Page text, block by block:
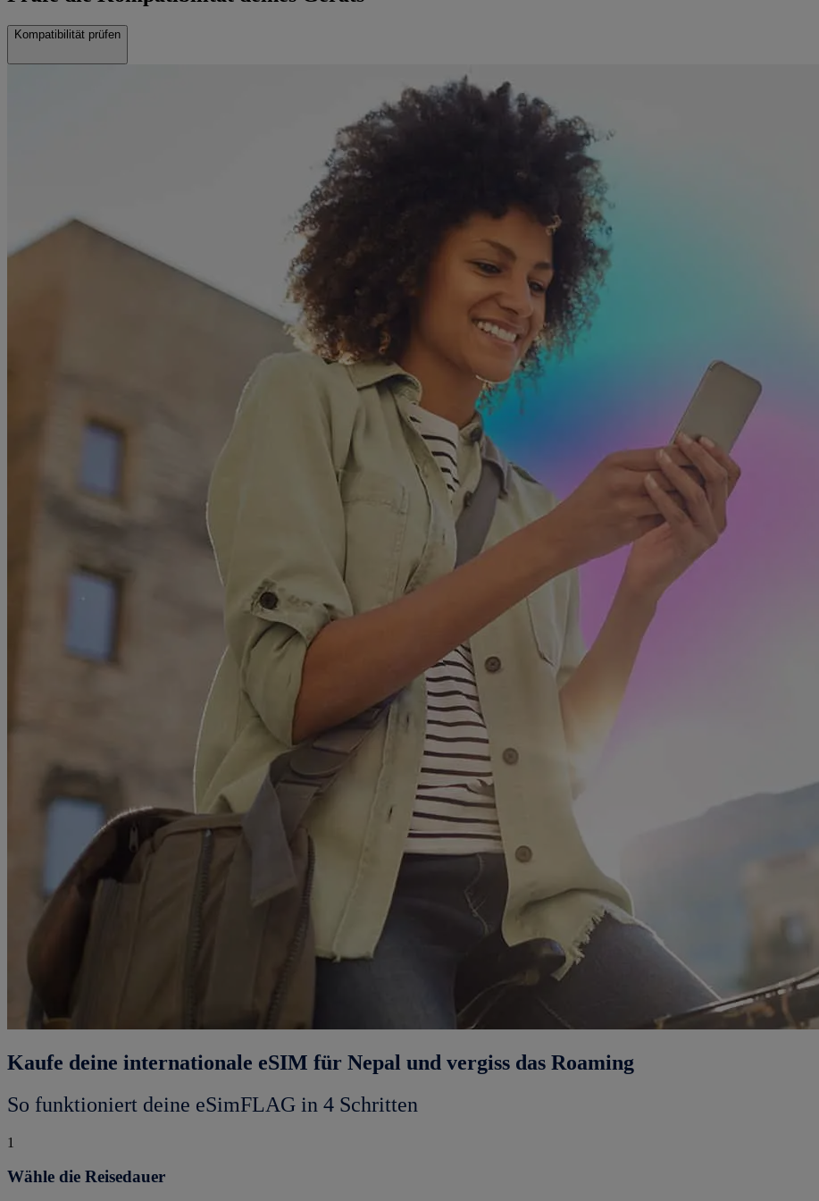
Kompatibilität prüfen
Kaufe deine internationale eSIM für Nepal und vergiss das Roaming
So funktioniert deine eSimFLAG in 4 Schritten
1
Wähle die Reisedauer